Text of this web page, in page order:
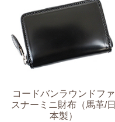
コードバンラウンドファ
スナーミニ財布（馬革/日
本製）